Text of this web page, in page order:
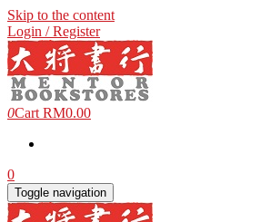
Skip to the content
Login / Register
0Cart RM0.00
0
Toggle navigation